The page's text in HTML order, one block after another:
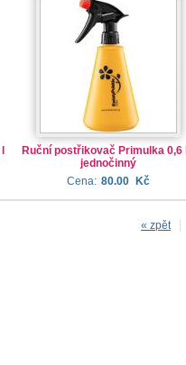
Ruční postřikovač Primulka 0,6
jednočinný
Cena: 80.00 Kč
« zpět